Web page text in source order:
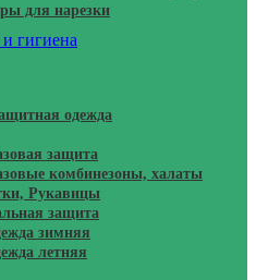
для нарезки
гигиена
одежда
защита
комбинезоны, халаты
Рукавицы
защита
зимняя
летняя